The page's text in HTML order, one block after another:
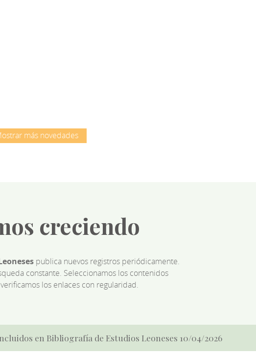
más novedades
creciendo
publica nuevos registros periódicamente.
constante. Seleccionamos los contenidos
los enlaces con regularidad.
en Bibliografía de Estudios Leoneses 10/04/2026